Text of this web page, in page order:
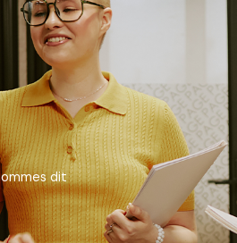
dit